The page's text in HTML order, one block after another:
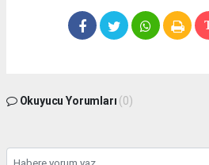
Okuyucu Yorumları (0)